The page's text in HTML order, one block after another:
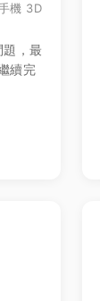
機 3D
，最
續完